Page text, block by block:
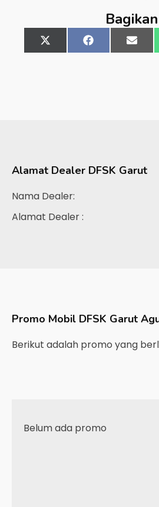
Bagikan
Share
on
X
(Twitter)
Share
on
FacebookShare
on
Email
Alamat Dealer DFSK Garut
Nama Dealer:
Alamat Dealer :
Promo Mobil DFSK Garut
Berikut adalah promo yang
Belum ada promo